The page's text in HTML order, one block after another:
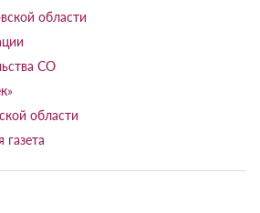
области
СО
области
газета